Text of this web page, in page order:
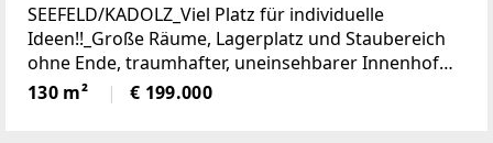
SEEFELD/KADOLZ_Viel Platz für individuelle
Ideen!!_Große Räume, Lagerplatz und Staubereich
ohne Ende, traumhafter, uneinsehbarer Innenhof
und auch noch eine wunderschöne Wohneinheit
inklusive toller Veranda mit Verglasung in den
130 m² € 199.000